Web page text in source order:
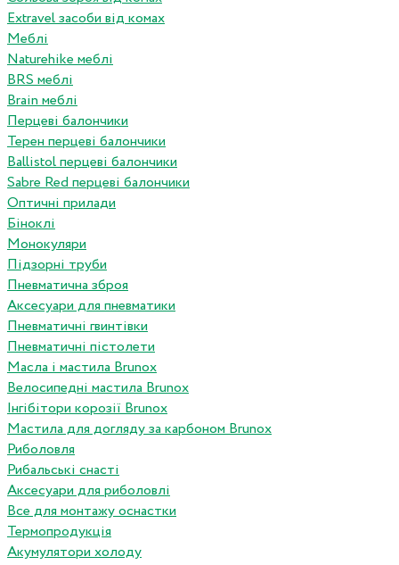
Extravel засоби від комах
Меблі
Naturehike меблі
BRS меблі
Brain меблі
Перцеві балончики
Терен перцеві балончики
Ballistol перцеві балончики
Sabre Red перцеві балончики
Оптичні прилади
Біноклі
Монокуляри
Підзорні труби
Пневматична зброя
Аксесуари для пневматики
Пневматичні гвинтівки
Пневматичні пістолети
Масла і мастила Brunox
Велосипедні мастила Brunox
Інгібітори корозії Brunox
Мастила для догляду за карбоном Brunox
Риболовля
Рибальські снасті
Аксесуари для риболовлі
Все для монтажу оснастки
Термопродукція
Акумулятори холоду